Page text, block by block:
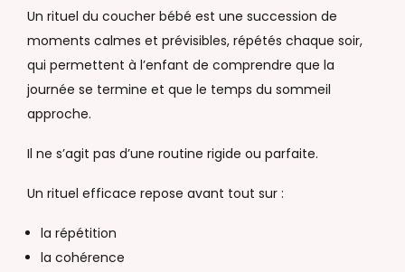
Un rituel du coucher bébé est une succession de
moments calmes et prévisibles, répétés chaque soir,
qui permettent à l’enfant de comprendre que la
journée se termine et que le temps du sommeil
approche.
Il ne s’agit pas d’une routine rigide ou parfaite.
Un rituel efficace repose avant tout sur :
la répétition
la cohérence